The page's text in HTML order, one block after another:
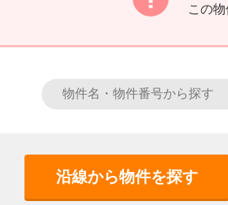
この
沿線から物件を探す